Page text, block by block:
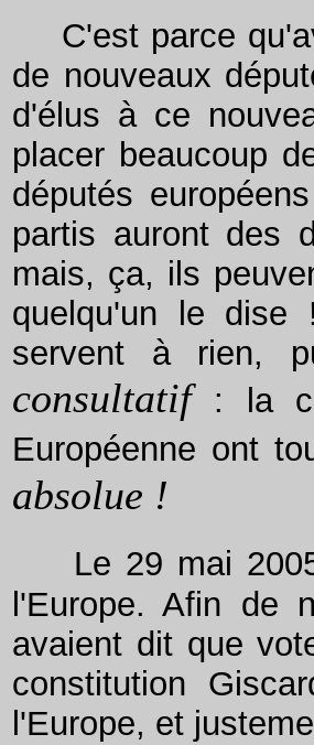
C'est parce
de nouveaux
d'élus à ce
placer beaucoup
députés
partis auront des
mais, ça, ils
quelqu'un le dise
servent à rien,
consultatif:
la
Européenne ont
absolue !
Le 29 mai
l'Europe. Afin de
avaient dit que
constitution
l'Europe, et